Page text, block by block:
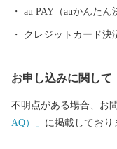
の焼酎文化は，この
ルーツである阿久根市
ュランガイドの一つ星
au PAY（auかんた
クレジットカード決
お申し込みに関して
不明点がある場合、お
AQ）」 に掲載しており